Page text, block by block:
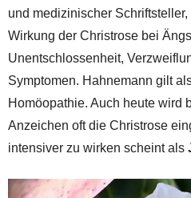
und medizinischer
Wirkung der Christrose bei
Unentschlossenheit,
Symptomen. Hahnemann gilt
Homöopathie. Auch heute wird
Anzeichen oft die Christrose
intensiver zu wirken scheint als